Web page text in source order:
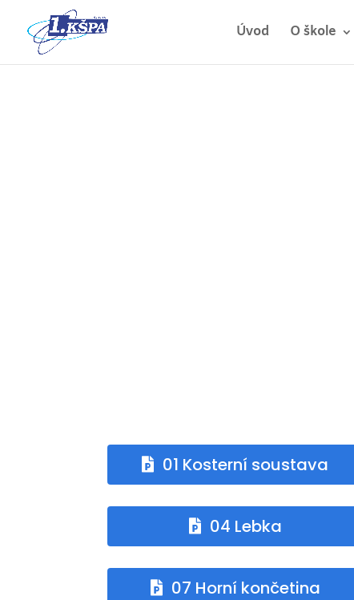
Úvod O škole
01 Kosterní soustava
04 Lebka
07 Horní končetina